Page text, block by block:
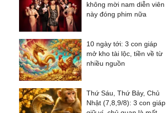
không mời nam diễn viên
này đóng phim nữa
10 ngày tới: 3 con giáp
mở kho tài lộc, tiền về từ
nhiều nguồn
Thứ Sáu, Thứ Bảy, Chủ
Nhật (7,8,9/8): 3 con giáp